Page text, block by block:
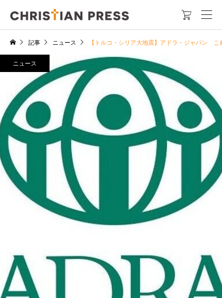

記事 ニュース 【トルコ・シリア大地震】アドラ・ジャパン
ニュース